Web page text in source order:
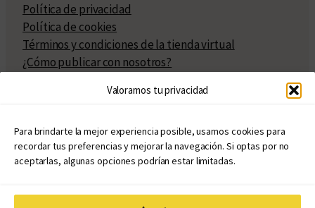
Valoramos tu privacidad
Para brindarte la mejor experiencia posible, usamos cookies para
recordar tus preferencias y mejorar la navegación. Si optas por no
aceptarlas, algunas opciones podrían estar limitadas.
Política de privacidad
Política de cookies
Términos y condiciones de la tienda virtual
¿Cómo publicar con nosotros?
Políticas de publicación
Políticas de coedición
Atribuciones